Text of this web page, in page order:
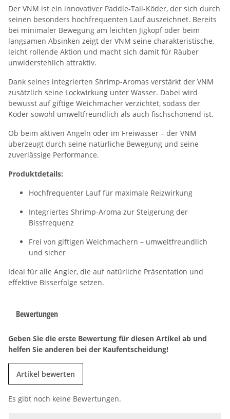
Der VNM ist ein innovativer Paddle-Tail-Köder, der sich durch
seinen besonders hochfrequenten Lauf auszeichnet. Bereits
bei minimaler Bewegung am leichten Jigkopf oder beim
langsamen Absinken zeigt der VNM seine charakteristische,
leicht rollende Aktion und macht sich damit für Räuber
unwiderstehlich attraktiv.
Dank seines integrierten Shrimp-Aromas verstärkt der VNM
zusätzlich seine Lockwirkung unter Wasser. Dabei wird
bewusst auf giftige Weichmacher verzichtet, sodass der
Köder sowohl umweltfreundlich als auch fischschonend ist.
Ob beim aktiven Angeln oder im Freiwasser – der VNM
überzeugt durch seine natürliche Bewegung und seine
zuverlässige Performance.
Produktdetails:
Hochfrequenter Lauf für maximale Reizwirkung
Integriertes Shrimp-Aroma zur Steigerung der
Bissfrequenz
Frei von giftigen Weichmachern – umweltfreundlich
und sicher
Ideal für alle Angler, die auf natürliche Präsentation und
effektive Bisserfolge setzen.
Bewertungen
Geben Sie die erste Bewertung für diesen Artikel ab und
helfen Sie anderen bei der Kaufentscheidung!
Artikel bewerten
Es gibt noch keine Bewertungen.